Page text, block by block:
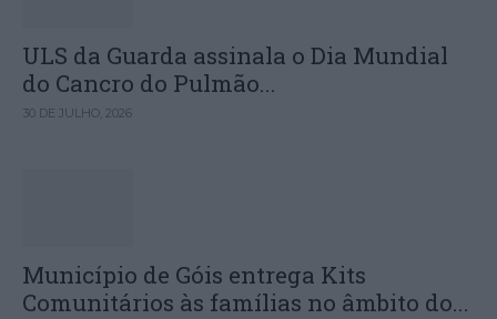
ULS da Guarda assinala o Dia Mundial
do Cancro do Pulmão...
30 DE JULHO, 2026
Município de Góis entrega Kits
Comunitários às famílias no âmbito do...